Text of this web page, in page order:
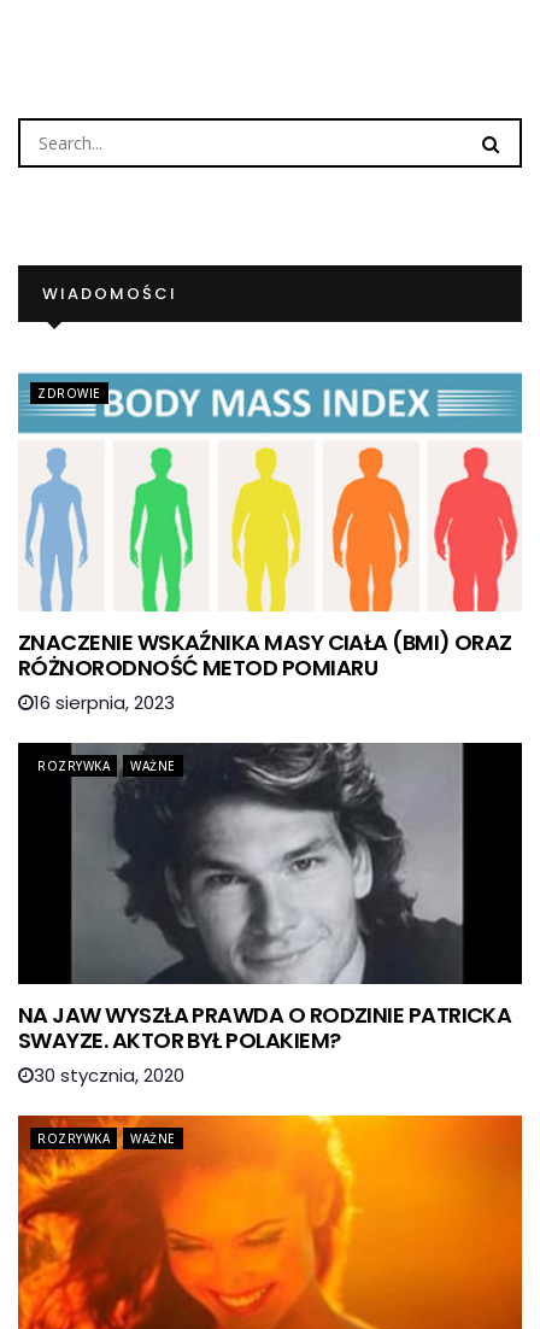
WIADOMOŚCI
ZDROWIE
ZNACZENIE WSKAŹNIKA MASY CIAŁA (BMI) ORAZ
RÓŻNORODNOŚĆ METOD POMIARU
16 sierpnia, 2023
ROZRYWKA WAŻNE
NA JAW WYSZŁA PRAWDA O RODZINIE PATRICKA
SWAYZE. AKTOR BYŁ POLAKIEM?
30 stycznia, 2020
ROZRYWKA WAŻNE